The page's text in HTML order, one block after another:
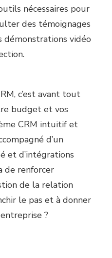
nécessaires pour
des témoignages
vidéo
c’est avant tout
budget et vos
CRM intuitif et
d’un
et d’intégrations
de renforcer
de la relation
le pas et à donner
?